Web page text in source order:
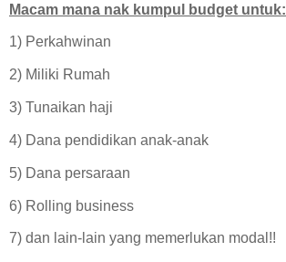
Macam mana nak kumpul budget untuk:
1) Perkahwinan
2) Miliki Rumah
3) Tunaikan haji
4) Dana pendidikan anak-anak
5) Dana persaraan
6) Rolling business
7) dan lain-lain yang memerlukan modal!!